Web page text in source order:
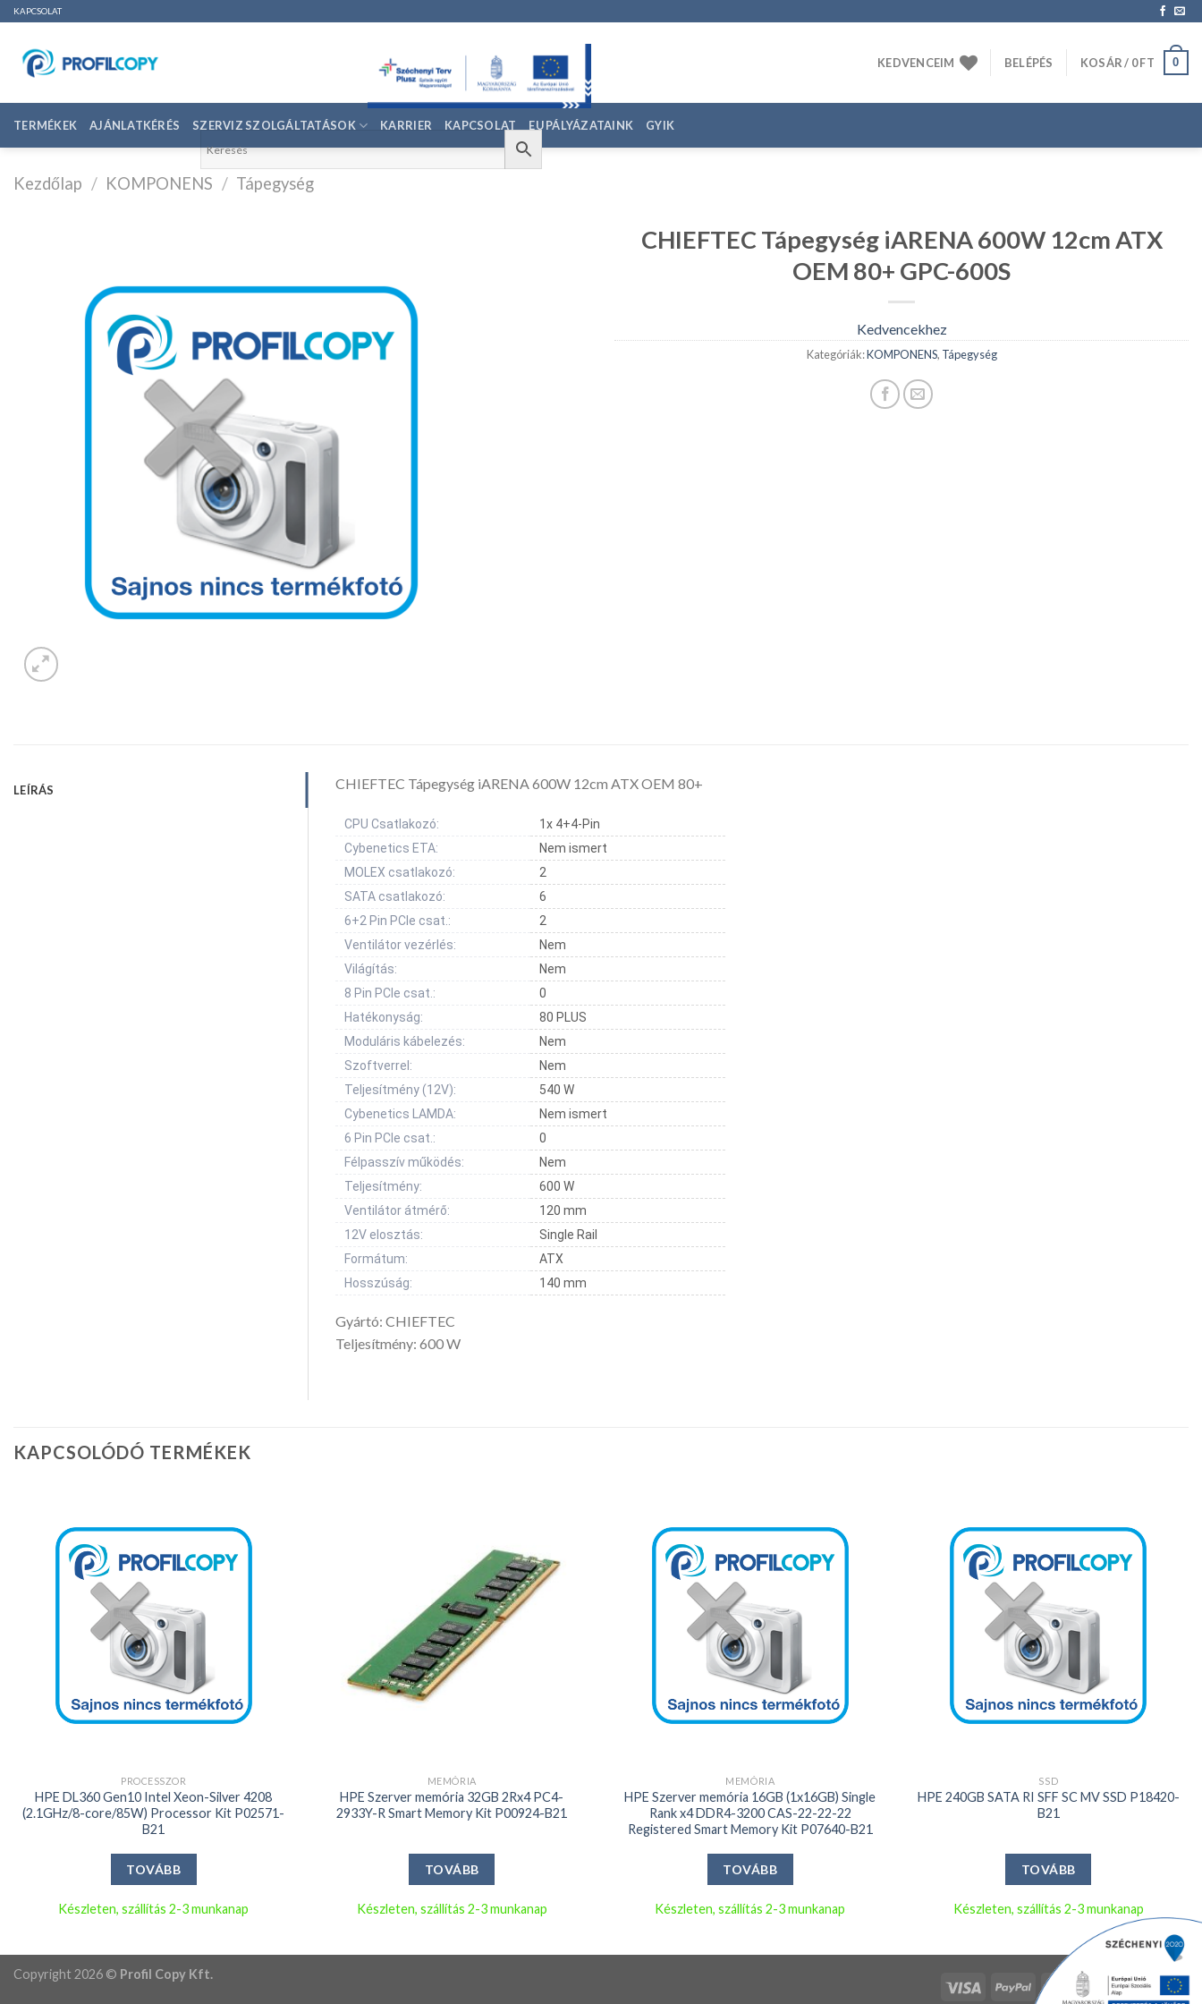
Ugrás
tartalomhoz
KAPCSOLAT
KEDVENCEIM BELÉPÉS KOSÁR / 0FT 0
TERMÉKEK AJÁNLATKÉRÉS SZERVIZ SZOLGÁLTATÁSOK KARRIER KAPCSOLAT EU PÁLYÁZATAINK GYIK
Kezdőlap / KOMPONENS / Tápegység
CHIEFTEC Tápegység iARENA 600W 12cm ATX
OEM 80+ GPC-600S
Kedvencekhez
Kategóriák:KOMPONENS, Tápegység
LEÍRÁS CHIEFTEC Tápegység iARENA 600W 12cm ATX OEM 80+
CPU Csatlakozó:
1x 4+4-Pin
Cybenetics ETA:
Nem ismert
MOLEX csatlakozó:
2
SATA csatlakozó:
6
6+2 Pin PCIe csat.:
2
Ventilátor vezérlés:
Nem
Világítás:
Nem
8 Pin PCIe csat.:
0
Hatékonyság:
80 PLUS
Moduláris kábelezés:
Nem
Szoftverrel:
Nem
Teljesítmény (12V):
540 W
Cybenetics LAMDA:
Nem ismert
6 Pin PCIe csat.:
0
Félpasszív működés:
Nem
Teljesítmény:
600 W
Ventilátor átmérő:
120 mm
12V elosztás:
Single Rail
Formátum:
ATX
Hosszúság:
140 mm
Gyártó: CHIEFTEC
Teljesítmény: 600 W
KAPCSOLÓDÓ TERMÉKEK
Kedvencekhez
PROCESSZOR
HPE DL360 Gen10 Intel Xeon-Silver 4208
(2.1GHz/8-core/85W) Processor Kit P02571-
B21
TOVÁBB
Készleten, szállítás 2-3 munkanap
MEMÓRIA
HPE Szerver memória 32GB 2Rx4 PC4-
2933Y-R Smart Memory Kit P00924-B21
TOVÁBB
Készleten, szállítás 2-3 munkanap
Kedvencekhez
MEMÓRIA
HPE Szerver memória 16GB (1x16GB) Single
Rank x4 DDR4-3200 CAS-22-22-22
Registered Smart Memory Kit P07640-B21
TOVÁBB
Készleten, szállítás 2-3 munkanap
Kedvencekhez
SSD
HPE 240GB SATA RI SFF SC MV SSD P18420-
B21
TOVÁBB
Készleten, szállítás 2-3 munkanap
Copyright 2026 © Profil Copy Kft.